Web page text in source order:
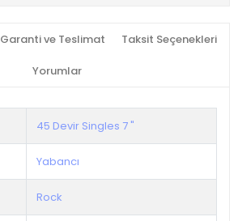
Garanti ve Teslimat Taksit Seçenekleri
Yorumlar
45 Devir Singles 7 "
Yabancı
Rock